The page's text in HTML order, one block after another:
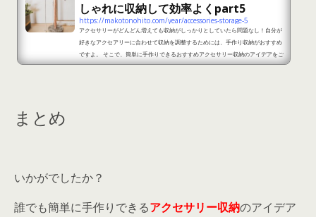
しゃれに収納して効率よくpart5
https://makotonohito.com/year/accessories-storage-5
アクセサリーがどんどん増えても収納がしっかりとしていたら問題なし！自分が
好きなアクセアリーに合わせて収納を調整するためには、手作り収納がおすすめ
ですよ。 そこで、簡単に手作りできるおすすめアクセサリー収納のアイデアをご
紹介します。 簡単手作り！大好きなアクセサリーをおしゃれに収納して効率よく
まとめ
いかがでしたか？
誰でも簡単に手作りできるアクセサリー収納のアイデア